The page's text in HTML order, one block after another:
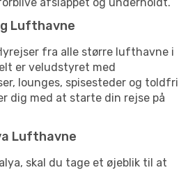
Lufthavne
fra alle større lufthavne i
er veludstyret med
lounges, spisesteder og toldfri
dig med at starte din rejse på
Lufthavne
skal du tage et øjeblik til at